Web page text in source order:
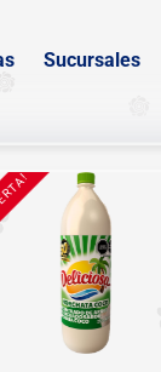
Sucursales